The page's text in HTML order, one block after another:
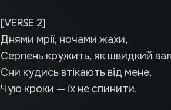
[VERSE 2]
Днями мрії, ночами жахи,
Серпень кружить, як швидкий
Сни кудись втікають від мене,
Чую кроки — їх не спинити.